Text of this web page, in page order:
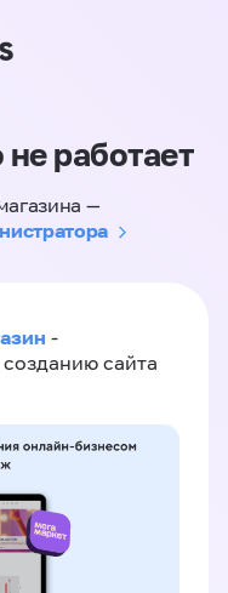
работает
—
-
сайта